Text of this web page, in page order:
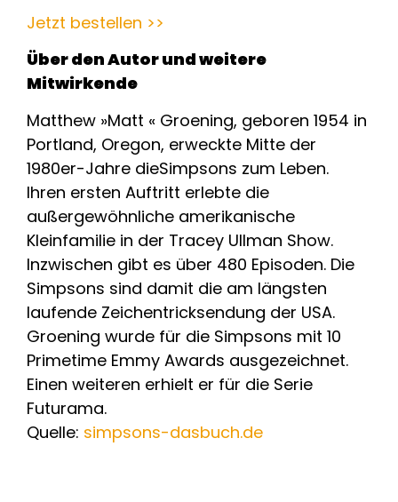
Jetzt bestellen >>
Über den Autor und weitere
Mitwirkende
Matthew »Matt « Groening, geboren 1954 in
Portland, Oregon, erweckte Mitte der
1980er-Jahre dieSimpsons zum Leben.
Ihren ersten Auftritt erlebte die
außergewöhnliche amerikanische
Kleinfamilie in der Tracey Ullman Show.
Inzwischen gibt es über 480 Episoden. Die
Simpsons sind damit die am längsten
laufende Zeichentricksendung der USA.
Groening wurde für die Simpsons mit 10
Primetime Emmy Awards ausgezeichnet.
Einen weiteren erhielt er für die Serie
Futurama.
Quelle: simpsons-dasbuch.de